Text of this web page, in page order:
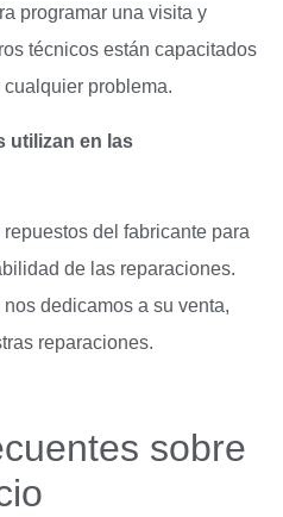
programar una visita y
técnicos están capacitados
problema.
utilizan en las
del fabricante para
de las reparaciones.
dedicamos a su venta,
reparaciones.
sobre